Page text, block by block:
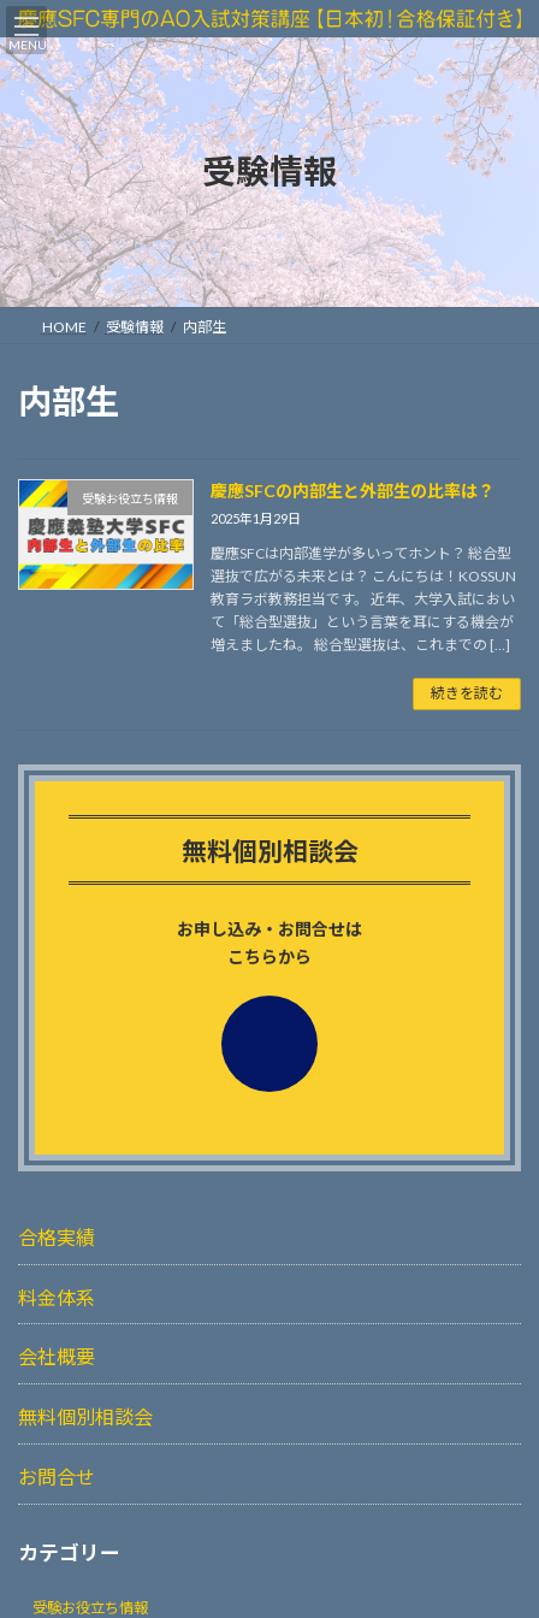
コ
ン
テ
ツ
へ
ス
キ
ッ
プ
ナ
ビ
ゲ
シ
ョ
ン
に
移
動
受験情報
HOME 受験情報 内部生
内部生
受験お役立ち情報 慶應SFCの内部生と外部生の比率は？
2025年1月29日
慶應SFCは内部進学が多いってホント？ 総合型
選抜で広がる未来とは？ こんにちは！KOSSUN
教育ラボ教務担当です。 近年、大学入試におい
て「総合型選抜」という言葉を耳にする機会が
増えましたね。 総合型選抜は、これまでの […]
続きを読む
無料個別相談会
お申し込み・お問合せは
こちらから
合格実績
料金体系
会社概要
無料個別相談会
お問合せ
カテゴリー
受験お役立ち情報
MENU